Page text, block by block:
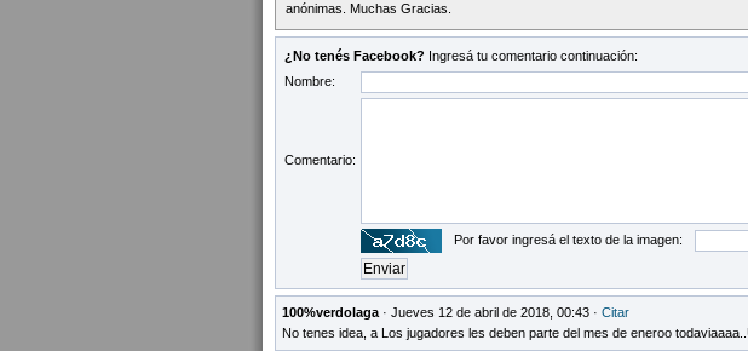
anónimas. Muchas Gracias.
¿No tenés Facebook? Ingresá tu comentario continuación:
Nombre:
Comentario:
Por favor ingresá el texto de la imagen:
100%verdolaga · Jueves 12 de abril de 2018, 00:43 · Citar
No tenes idea, a Los jugadores les deben parte del mes de eneroo